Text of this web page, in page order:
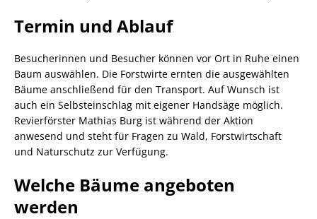
Termin und Ablauf
Besucherinnen und Besucher können vor Ort in Ruhe einen
Baum auswählen. Die Forstwirte ernten die ausgewählten
Bäume anschließend für den Transport. Auf Wunsch ist
auch ein Selbsteinschlag mit eigener Handsäge möglich.
Revierförster Mathias Burg ist während der Aktion
anwesend und steht für Fragen zu Wald, Forstwirtschaft
und Naturschutz zur Verfügung.
Welche Bäume angeboten
werden